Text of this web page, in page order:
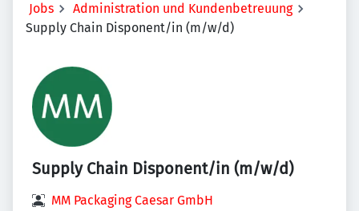
Jobs
Administration und Kundenbetreuung
Supply Chain Disponent/in (m/w/d)
Supply Chain Disponent/in (m/w/d)
MM Packaging Caesar GmbH